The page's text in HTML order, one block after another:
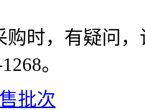
购时，有疑问
。
批次